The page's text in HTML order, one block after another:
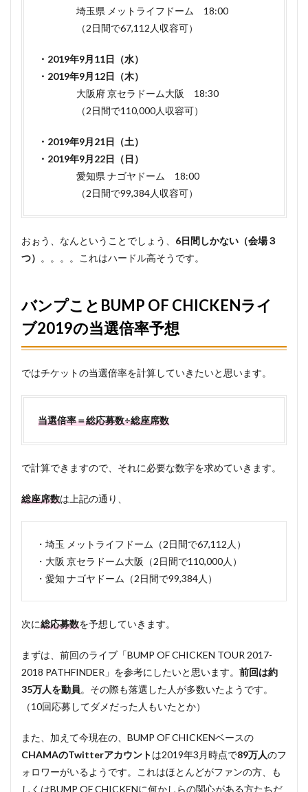
2019の狙
い目ドー
BUMP
CHICKEN
まと
め
埼玉県 メットライフドーム 18:00
（2日間で67,112人収容可）
・2019年9月11日（水）
・2019年9月12日（木）
大阪府 京セラドーム大阪 18:30
（2日間で110,000人収容可）
・2019年9月21日（土）
・2019年9月22日（日）
愛知県 ナゴヤドーム 18:00
（2日間で99,384人収容可）
おぉう、なんということでしょう、 6日間しかない（会場３
つ） 。。。。これはハードル高そうです。
バンプことBUMP OF CHICKENライ
ブ2019の当選倍率予想
ではチケットの当選倍率を計算していきたいと思います。
当選倍率＝総応募数÷総座席数
で計算できますので、それに必要な数字を求めていきます。
総座席数は上記の通り、
・埼玉 メットライフドーム（2日間で67,112人）
・大阪 京セラドーム大阪（2日間で110,000人）
・愛知 ナゴヤドーム（2日間で99,384人）
次に総応募数を予想していきます。
まずは、前回のライブ「BUMP OF CHICKEN TOUR 2017-
2018 PATHFINDER」を参考にしたいと思います。 前回は約
35万人を動員。その際も落選した人が多数いたようです。
（10回応募してダメだった人もいたとか）
また、加えて今現在の、BUMP OF CHICKENベースの
CHAMAのTwitterアカウントは2019年3月時点で89万人のフ
ォロワーがいるようです。これはほとんどがファンの方、も
しくはBUMP OF CHICKENに何かしらの関心がある方たちだ